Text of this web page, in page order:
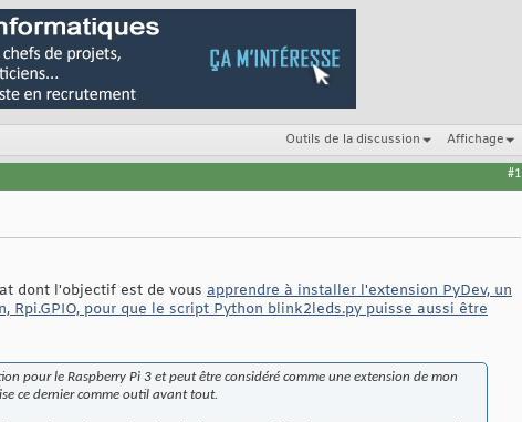
Outils de la discussion Affichage
#1
dont l'objectif est de vous apprendre à installer l'extension PyDev, un
pour que le script Python blink2leds.py puisse aussi être
pour le Raspberry Pi 3 et peut être considéré comme une extension de mon
ce dernier comme outil avant tout.